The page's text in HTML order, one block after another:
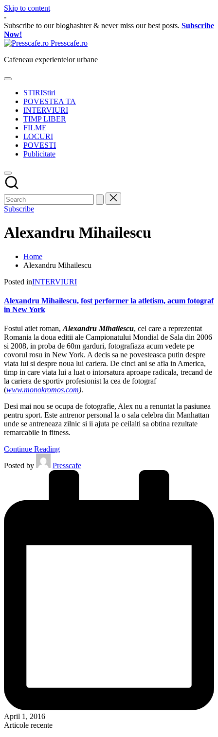
Skip to content
-
Subscribe to our bloghashter & never miss our best posts. Subscribe
Now!
Presscafe.ro
Cafeneau experientelor urbane
STIRIStiri
POVESTEA TA
INTERVIURI
TIMP LIBER
FILME
LOCURI
POVESTI
Publicitate
Subscribe
Alexandru Mihailescu
Home
Alexandru Mihailescu
Posted inINTERVIURI
Alexandru Mihailescu, fost performer la atletism, acum fotograf
in New York
Fostul atlet roman,Alexandru Mihailescu, cel care a reprezentat
Romania la doua editii ale Campionatului Mondial de Sala din 2006
si 2008, in proba de 60m garduri, fotografiaza acum vedete pe
covorul rosu in New York. A decis sa ne povesteasca putin despre
viata lui si despre noua lui cariera. De cinci ani se afla in America,
timp in care viata lui a luat o intorsatura aproape radicala, trecand de
la cariera de sportiv profesionist la cea de fotograf
(www.monokromos.com).
Desi mai nou se ocupa de fotografie, Alex nu a renuntat la pasiunea
pentru sport. Este antrenor personal la o sala celebra din Manhattan
unde se antreneaza zilnic si ii ajuta pe ceilalti sa obtina rezultate
remarcabile in fitness.
Continue Reading
Posted by
Presscafe
April 1, 2016
Articole recente